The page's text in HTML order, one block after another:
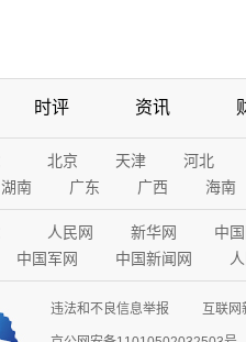
时评 资讯
北京 天津 河北
湖南 广东 广西 海南
人民网 新华网 中
中国军网 中国新闻网
违法和不良信息举报 互联网